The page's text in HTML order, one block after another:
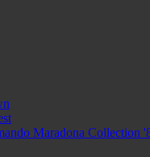
Maradona Collection